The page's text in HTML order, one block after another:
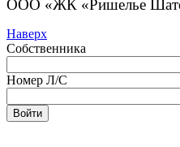
ООО «ЖК «Ришелье
Наверх
Собственника
Номер Л/С